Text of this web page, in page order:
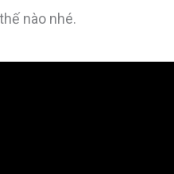
nào nhé.